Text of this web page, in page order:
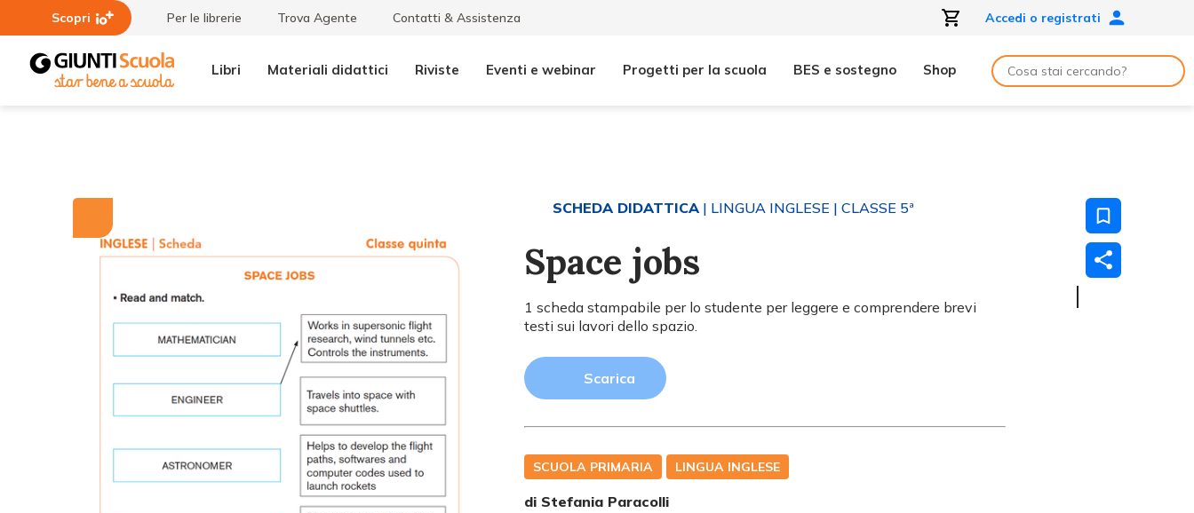
Scopri Per le librerie Trova Agente Contatti & Assistenza Accedi o registrati
Libri Materiali didattici Riviste Eventi e webinar Progetti per la scuola BES e sostegno Shop
SCHEDA DIDATTICA| LINGUA INGLESE | CLASSE 5ª
Space jobs
1 scheda stampabile per lo studente per leggere e comprendere brevi
testi sui lavori dello spazio.
Scarica
SCUOLA PRIMARIA LINGUA INGLESE
di Stefania Paracolli